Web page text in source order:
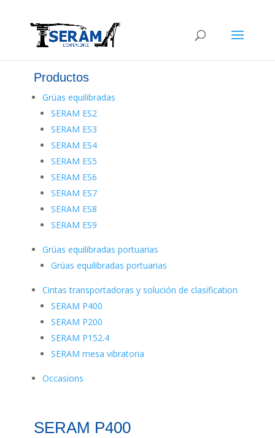
Productos
Grúas equilibradas
SERAM ES2
SERAM ES3
SERAM ES4
SERAM ES5
SERAM ES6
SERAM ES7
SERAM ES8
SERAM ES9
Grúas equilibradas portuarias
Grúas equilibradas portuarias
Cintas transportadoras y solución de clasification
SERAM P400
SERAM P200
SERAM P152.4
SERAM mesa vibratoria
Occasions
SERAM P400